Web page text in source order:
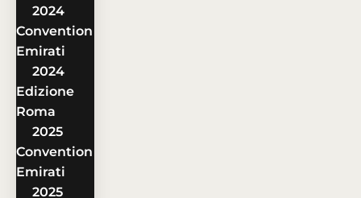
2024
Convention
Emirati
2024
Edizione
Roma
2025
Convention
Emirati
2025